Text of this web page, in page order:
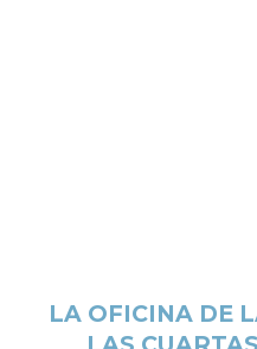
LA OFICINA DE